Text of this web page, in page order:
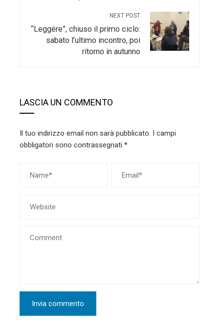
NEXT POST
“Leggére”, chiuso il primo ciclo:
sabato l’ultimo incontro, poi
ritorno in autunno
LASCIA UN COMMENTO
Il tuo indirizzo email non sarà pubblicato. I campi
obbligatori sono contrassegnati *